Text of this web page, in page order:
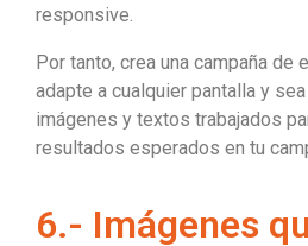
responsive.
Por tanto, crea una campaña de
adapte a cualquier pantalla y
imágenes y textos trabajados
resultados esperados en tu
6.- Imágenes